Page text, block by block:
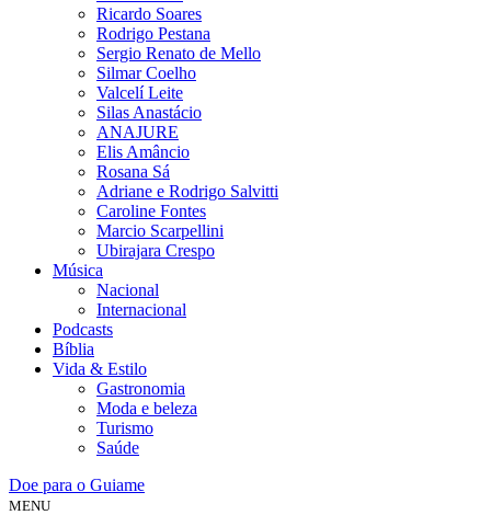
Ricardo Soares
Rodrigo Pestana
Sergio Renato de Mello
Silmar Coelho
Valcelí Leite
Silas Anastácio
ANAJURE
Elis Amâncio
Rosana Sá
Adriane e Rodrigo Salvitti
Caroline Fontes
Marcio Scarpellini
Ubirajara Crespo
Música
Nacional
Internacional
Podcasts
Bíblia
Vida & Estilo
Gastronomia
Moda e beleza
Turismo
Saúde
Doe para o Guiame
MENU